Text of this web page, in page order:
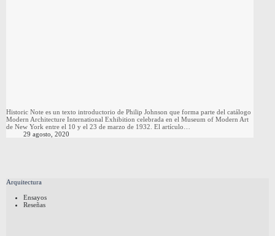
Historic Note es un texto introductorio de Philip Johnson que forma parte del catálogo
Modern Architecture International Exhibition celebrada en el Museum of Modern Art
de New York entre el 10 y el 23 de marzo de 1932. El artículo…
29 agosto, 2020
Arquitectura
Ensayos
Reseñas